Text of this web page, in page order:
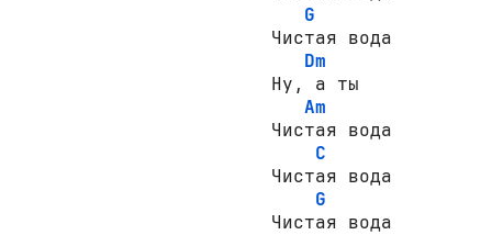
G
Чистая вода
Dm
Ну, а ты
Am
Чистая вода
C
Чистая вода
G
Чистая вода